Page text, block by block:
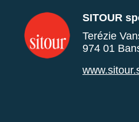
SITOUR
Terézie
974 01